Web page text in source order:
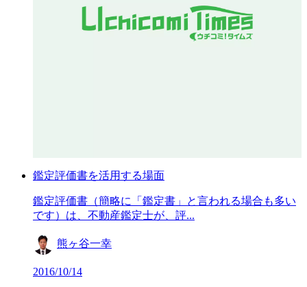
鑑定評価書を活用する場面
鑑定評価書（簡略に「鑑定書」と言われる場合も多い
です）は、不動産鑑定士が、評...
熊ヶ谷一幸
2016/10/14